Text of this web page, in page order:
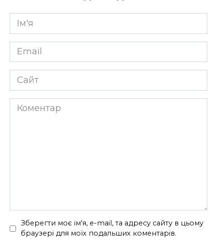
Ім'я
*
Email
*
Сайт
Коментар
Зберегти моє ім'я, e-mail, та адресу сайту в цьому
браузері для моїх подальших коментарів.